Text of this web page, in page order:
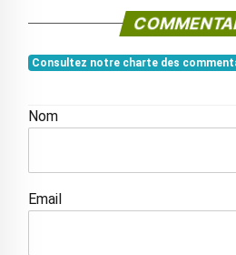
Consultez notre charte des
Nom
Email